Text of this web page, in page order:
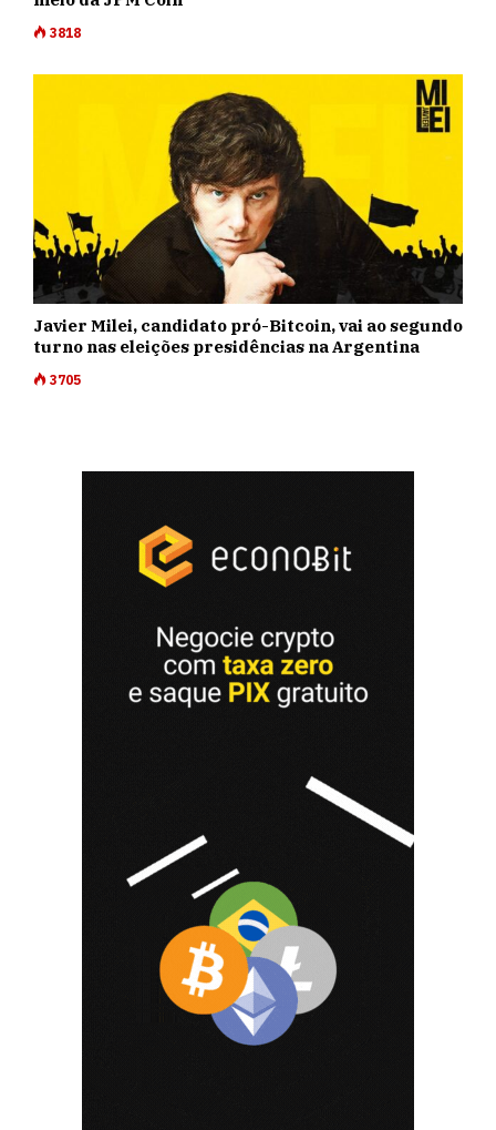
3818
Javier Milei, candidato pró-Bitcoin, vai ao segundo
turno nas eleições presidências na Argentina
3705